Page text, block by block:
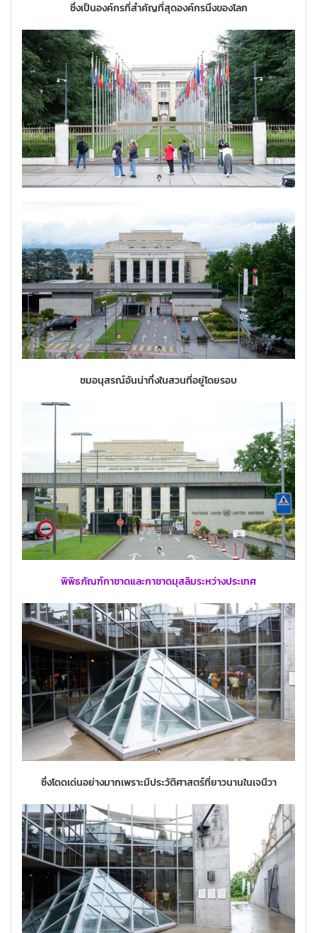
ซึ่งเป็นองค์กรที่สำคัญที่สุดองค์กรนึงของโลก
ชมอนุสรณ์อันน่าทึ่งในสวนที่อยู่โดยรอบ
พิพิธภัณฑ์กาชาดและกาชาดมุสลิมระหว่างประเทศ
ซึ่งโดดเด่นอย่างมากเพราะมีประวัติศาสตร์ที่ยาวนานในเจนีวา